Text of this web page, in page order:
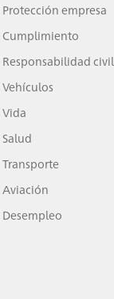
Protección empresa
Cumplimiento
Responsabilidad civil
Vehículos
Vida
Salud
Transporte
Aviación
Desempleo